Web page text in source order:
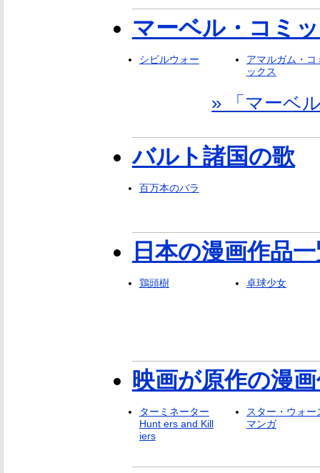
マーベル・コミ
シビルウォー
アマルガム・コ
ックス
» 「マーベ
バルト諸国の歌
百万本のバラ
日本の漫画作品
鶏頭樹 卓球少女
映画が原作の漫
ターミネーター
Hunt ers and Kill
iers
スター・ウォー
マンガ